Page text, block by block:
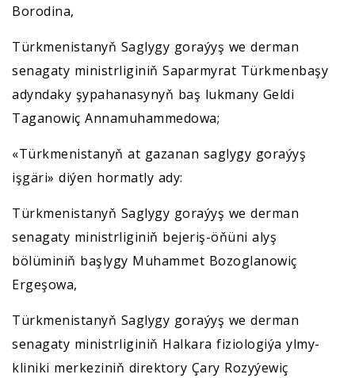
Borodina,
Türkmenistanyň Saglygy goraýyş we derman
senagaty ministrliginiň Saparmyrat Türkmenbaşy
adyndaky şypahanasynyň baş lukmany Geldi
Taganowiç Annamuhammedowa;
«Türkmenistanyň at gazanan saglygy goraýyş
işgäri» diýen hormatly ady:
Türkmenistanyň Saglygy goraýyş we derman
senagaty ministrliginiň bejeriş-öňüni alyş
bölüminiň başlygy Muhammet Bozoglanowiç
Ergeşowa,
Türkmenistanyň Saglygy goraýyş we derman
senagaty ministrliginiň Halkara fiziologiýa ylmy-
kliniki merkeziniň direktory Çary Rozyýewiç